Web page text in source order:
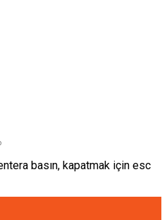
basın, kapatmak için esc